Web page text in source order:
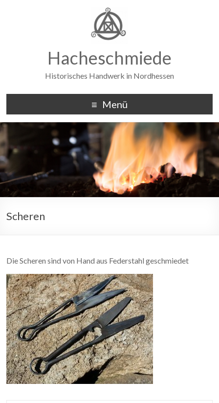
Hacheschmiede
Historisches Handwerk in Nordhessen
Menü
Scheren
Die Scheren sind von Hand aus Federstahl geschmiedet